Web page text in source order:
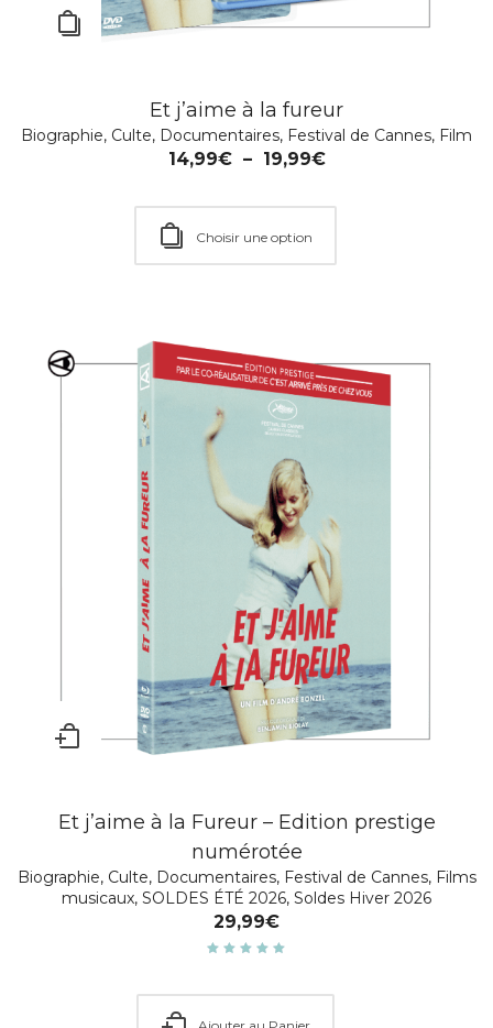
Et j’aime à la fureur
Biographie, Culte, Documentaires, Festival de Cannes, Film
14,99€ – 19,99€
Choisir une option
Et j’aime à la Fureur – Edition prestige
numérotée
Biographie, Culte, Documentaires, Festival de Cannes, Films
musicaux, SOLDES ÉTÉ 2026, Soldes Hiver 2026
29,99€